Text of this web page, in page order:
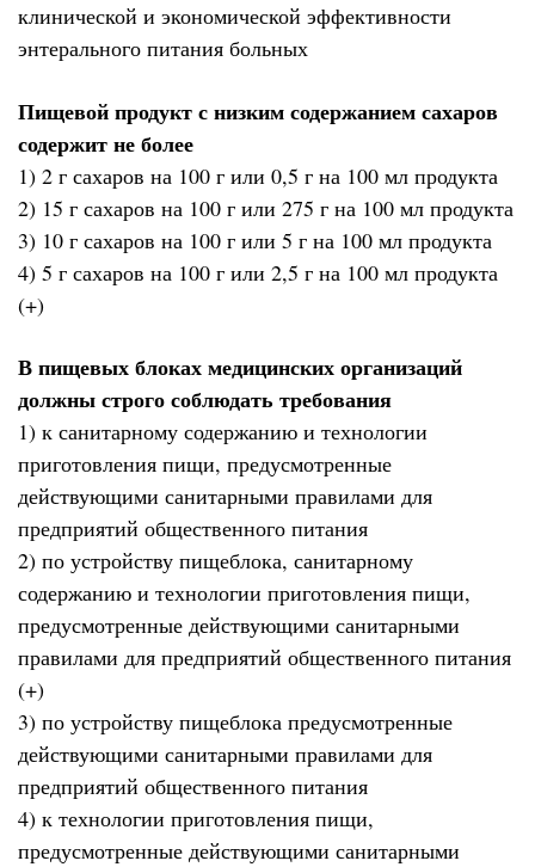
клинической и экономической эффективности
энтерального питания больных
Пищевой продукт с низким содержанием сахаров
содержит не более
1) 2 г сахаров на 100 г или 0,5 г на 100 мл продукта
2) 15 г сахаров на 100 г или 275 г на 100 мл продукта
3) 10 г сахаров на 100 г или 5 г на 100 мл продукта
4) 5 г сахаров на 100 г или 2,5 г на 100 мл продукта
(+)
В пищевых блоках медицинских организаций
должны строго соблюдать требования
1) к санитарному содержанию и технологии
приготовления пищи, предусмотренные
действующими санитарными правилами для
предприятий общественного питания
2) по устройству пищеблока, санитарному
содержанию и технологии приготовления пищи,
предусмотренные действующими санитарными
правилами для предприятий общественного питания
(+)
3) по устройству пищеблока предусмотренные
действующими санитарными правилами для
предприятий общественного питания
4) к технологии приготовления пищи,
предусмотренные действующими санитарными